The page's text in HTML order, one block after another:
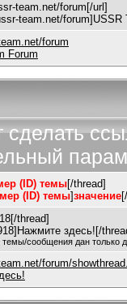
team.net/forum[/url]
team.net/forum]USSR
forum
Forum
сделать
(ID) темы[/thread]
(ID) темы]значение
thread]
здесь![/
сообщения дан только
forum/